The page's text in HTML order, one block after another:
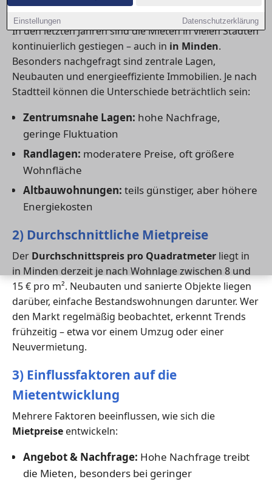
Einstellungen Datenschutzerklärung
1) Aktuelle Mietpreistrends
In den letzten Jahren sind die Mieten in vielen Städten
kontinuierlich gestiegen – auch in in Minden.
Besonders nachgefragt sind zentrale Lagen,
Neubauten und energieeffiziente Immobilien. Je nach
Stadtteil können die Unterschiede beträchtlich sein:
Zentrumsnahe Lagen: hohe Nachfrage,
geringe Fluktuation
Randlagen: moderatere Preise, oft größere
Wohnfläche
Altbauwohnungen: teils günstiger, aber höhere
Energiekosten
2) Durchschnittliche Mietpreise
Der Durchschnittspreis pro Quadratmeter liegt in
in Minden derzeit je nach Wohnlage zwischen 8 und
15 € pro m². Neubauten und sanierte Objekte liegen
darüber, einfache Bestandswohnungen darunter. Wer
den Markt regelmäßig beobachtet, erkennt Trends
frühzeitig – etwa vor einem Umzug oder einer
Neuvermietung.
3) Einflussfaktoren auf die
Mietentwicklung
Mehrere Faktoren beeinflussen, wie sich die
Mietpreise entwickeln:
Angebot & Nachfrage: Hohe Nachfrage treibt
die Mieten, besonders bei geringer